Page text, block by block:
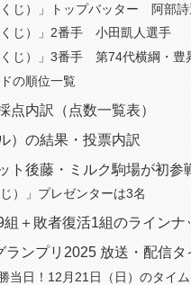
じ）」トップバッター 阿部詩
じ）」2番手 小田凱人選手
じ）」3番手 第74代横綱・豊
の順位一覧
点内訳（点数一覧表）
）の結果・投票内訳
ト後藤・ミルク駒場が初参
）」プレゼンターは3名
組＋敗者復活1組のラインナ
ランプリ2025 放送・配信
当日！12月21日（日）のタイ